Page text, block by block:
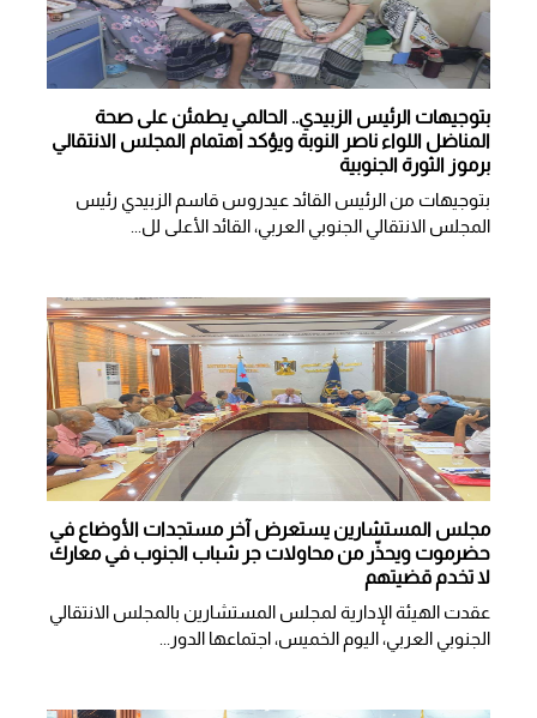
بتوجيهات الرئيس الزبيدي.. الحالمي يطمئن على صحة
المناضل اللواء ناصر النوبة ويؤكد اهتمام المجلس الانتقالي
برموز الثورة الجنوبية
بتوجيهات من الرئيس القائد عيدروس قاسم الزبيدي رئيس
المجلس الانتقالي الجنوبي العربي، القائد الأعلى لل...
مجلس المستشارين يستعرض آخر مستجدات الأوضاع في
حضرموت ويحذّر من محاولات جر شباب الجنوب في معارك
لا تخدم قضيتهم
عقدت الهيئة الإدارية لمجلس المستشارين بالمجلس الانتقالي
الجنوبي العربي، اليوم الخميس، اجتماعها الدور...